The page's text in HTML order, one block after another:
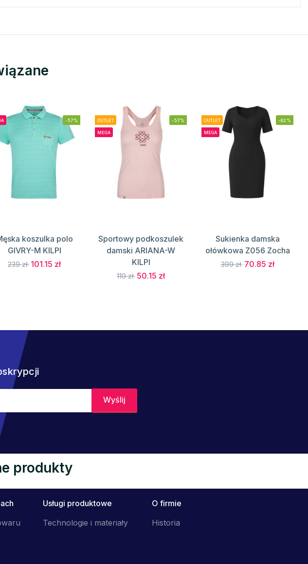
-57%
koszulka polo
GIVRY-M KILPI
239 zł 101.15 zł
OUTLET
MEGA
-57%
Sportowy podkoszulek
damski ARIANA-W
KILPI
119 zł 50.15 zł
OUTLET
MEGA
-82%
Sukienka damska
ołówkowa Z056 Zocha
399 zł 70.85 zł
produkty
Usługi produktowe
Technologie i materiały
O firmie
Historia